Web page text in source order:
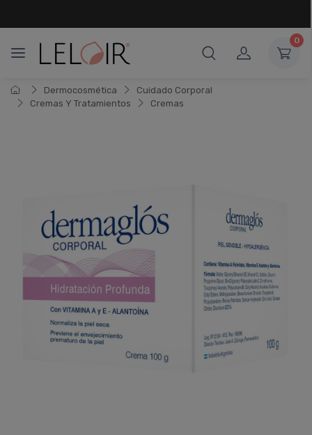
0
Dermocosmética
Cuidado Corporal
Cremas Y Tratamientos
Cremas